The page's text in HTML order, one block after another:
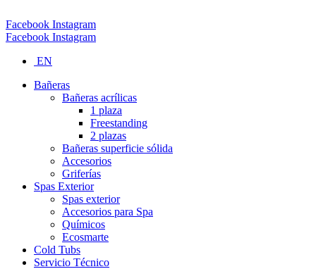
Facebook Instagram
Facebook Instagram
EN
Bañeras
Bañeras acrílicas
1 plaza
Freestanding
2 plazas
Bañeras superficie sólida
Accesorios
Griferías
Spas Exterior
Spas exterior
Accesorios para Spa
Químicos
Ecosmarte
Cold Tubs
Servicio Técnico